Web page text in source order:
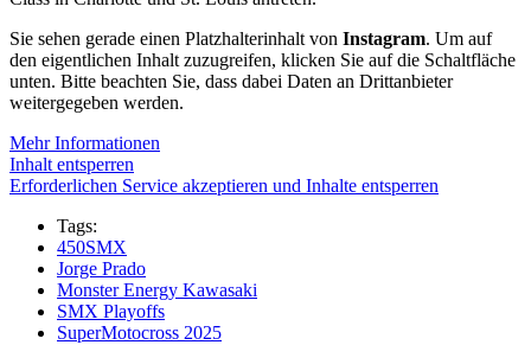
Sie sehen gerade einen Platzhalterinhalt von Instagram. Um auf
den eigentlichen Inhalt zuzugreifen, klicken Sie auf die Schaltfläche
unten. Bitte beachten Sie, dass dabei Daten an Drittanbieter
weitergegeben werden.
Mehr Informationen
Inhalt entsperren
Erforderlichen Service akzeptieren und Inhalte entsperren
Tags:
450SMX
Jorge Prado
Monster Energy Kawasaki
SMX Playoffs
SuperMotocross 2025